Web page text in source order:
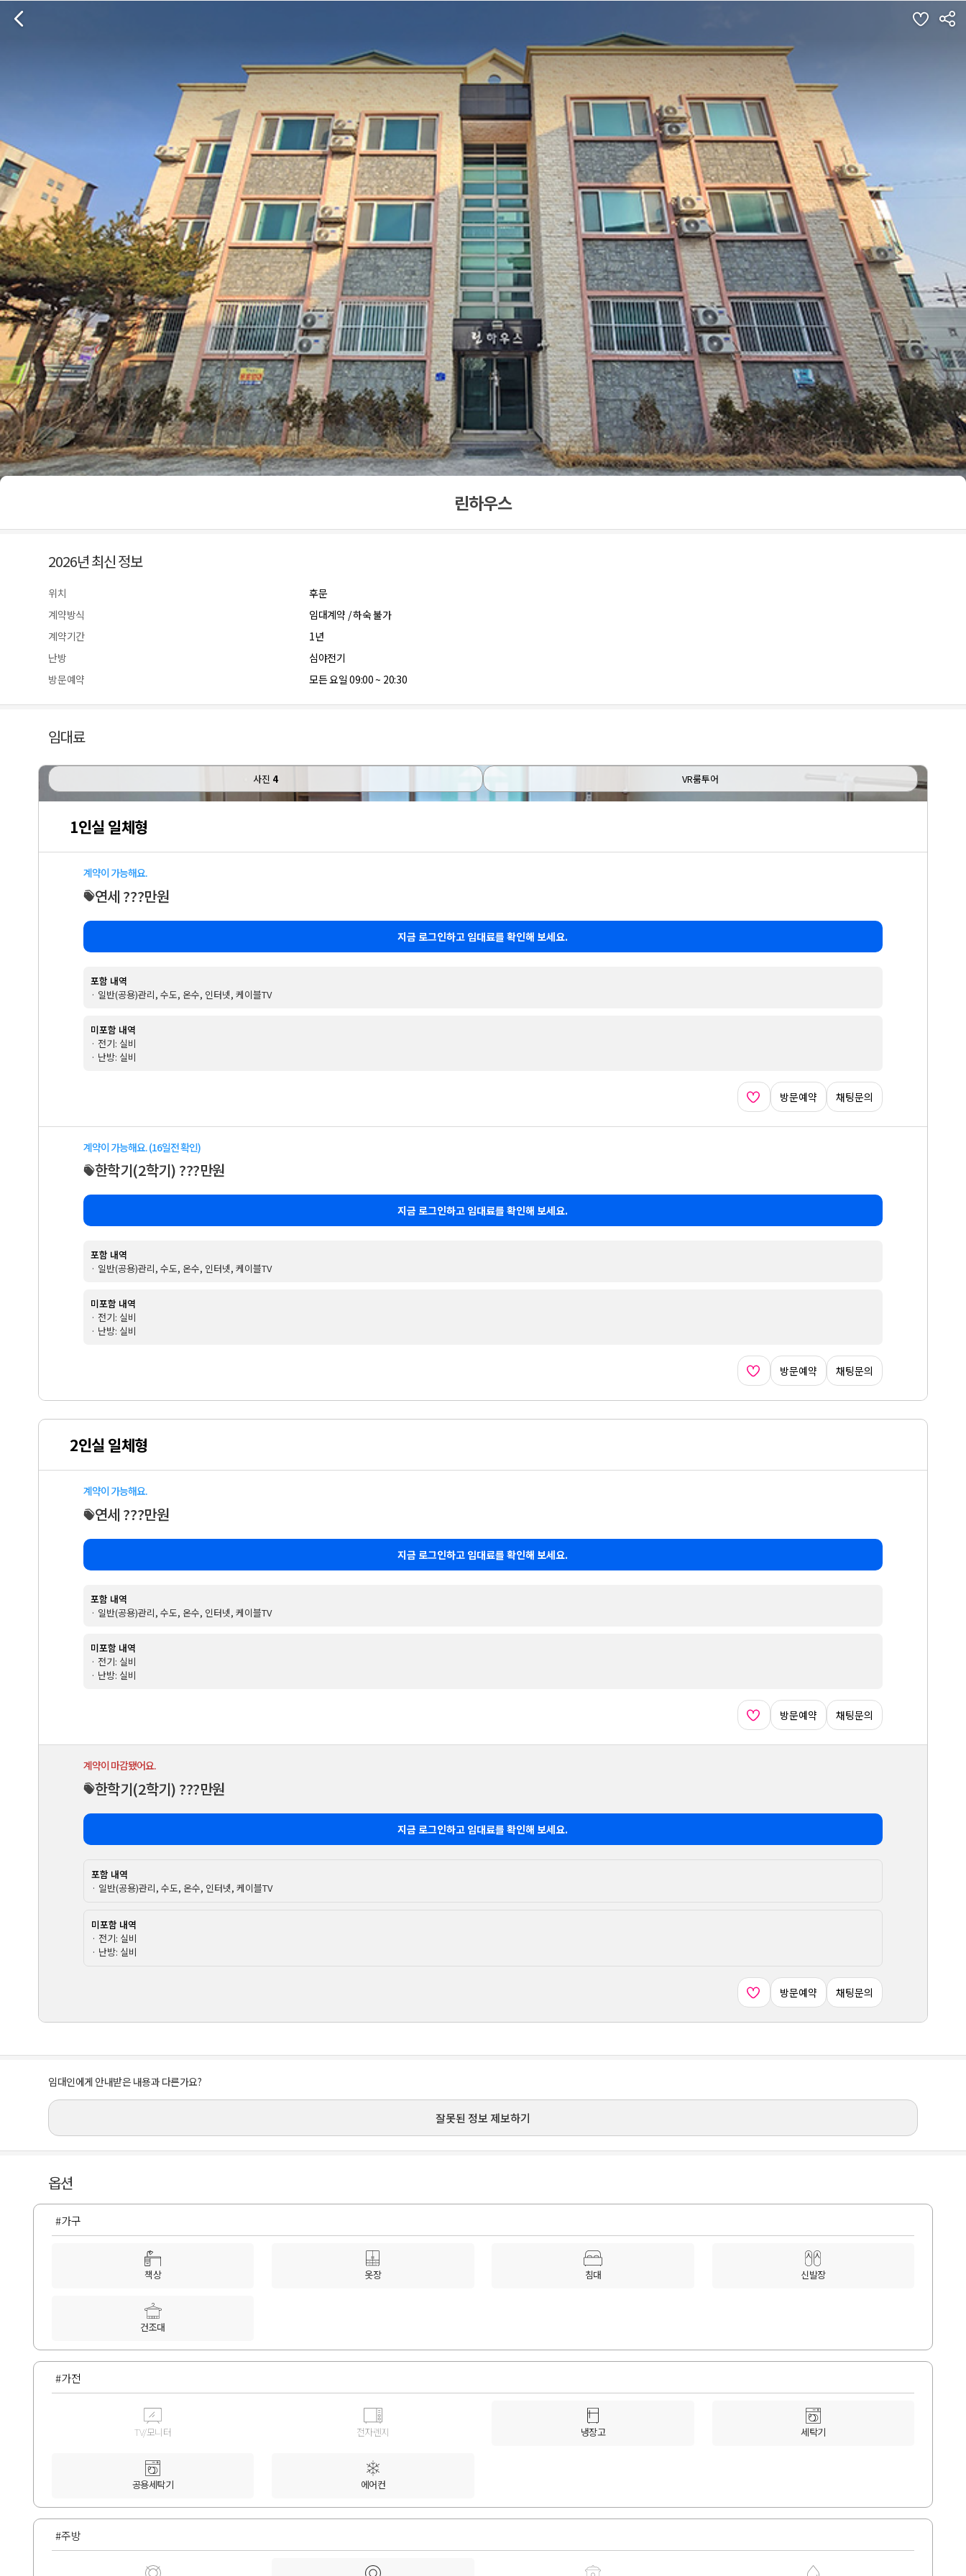
린하우스
2026년 최신 정보
위치
후문
계약방식
임대계약 / 하숙 불가
계약기간
1년
난방
심야전기
방문예약
모든 요일 09:00 ~ 20:30
임대료
사진 4 VR룸투어
1인실 일체형
계약이 가능해요.
연세 ???만원
지금 로그인하고 임대료를 확인해 보세요.
포함 내역
· 일반(공용)관리, 수도, 온수, 인터넷, 케이블TV
미포함 내역
· 전기: 실비
· 난방: 실비
방문예약 채팅문의
계약이 가능해요. (16일전 확인)
한학기(2학기) ???만원
지금 로그인하고 임대료를 확인해 보세요.
포함 내역
· 일반(공용)관리, 수도, 온수, 인터넷, 케이블TV
미포함 내역
· 전기: 실비
· 난방: 실비
방문예약 채팅문의
2인실 일체형
계약이 가능해요.
연세 ???만원
지금 로그인하고 임대료를 확인해 보세요.
포함 내역
· 일반(공용)관리, 수도, 온수, 인터넷, 케이블TV
미포함 내역
· 전기: 실비
· 난방: 실비
방문예약 채팅문의
계약이 마감됐어요.
한학기(2학기) ???만원
지금 로그인하고 임대료를 확인해 보세요.
포함 내역
· 일반(공용)관리, 수도, 온수, 인터넷, 케이블TV
미포함 내역
· 전기: 실비
· 난방: 실비
방문예약 채팅문의
임대인에게 안내받은 내용과 다른가요?
잘못된 정보 제보하기
옵션
#가구
책상 옷장 침대 신발장
건조대
#가전
TV/모니터 전자렌지 냉장고 세탁기
공용세탁기 에어컨
#주방